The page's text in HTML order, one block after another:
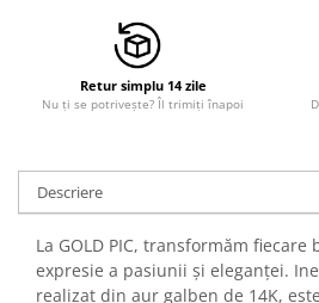
Retur simplu 14 zile
Nu ți se potrivește? Îl trimiți înapoi
Descriere
La GOLD PIC, transformăm
expresie a pasiunii și eleganței.
realizat din aur galben de 14K,